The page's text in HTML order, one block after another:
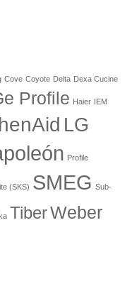
Cove Coyote Delta Dexa Cucine
Profile Haier IEM
LG
Profile
(SKS) SMEG Sub-
TiberWeber